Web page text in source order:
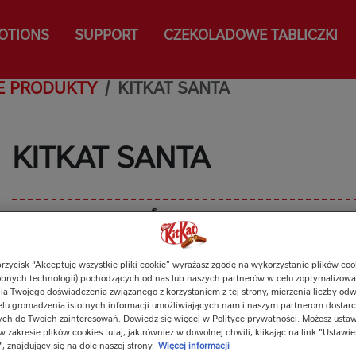
SUPPORT CZEKOLADOWE TABLICZKI
PRODUKTY KITKAT SANTA
KITKAT SANTA
®Santa, zanim zniknie na
wzbogać swój dzień o odrobinę
słodką polewą naszego Mikołaja kryje się
wafelkowe nadzienie. Wyjątkowa słodkość
czas w roku.
PODZIEL SIĘ PRZERWĄ
“Akceptuję wszystkie pliki cookie” wyrażasz zgodę na wykorzystanie plików
technologii) pochodzących od nas lub naszych partnerów w celu
Twojego doświadczenia związanego z korzystaniem z tej strony, mierzenia liczby
gromadzenia istotnych informacji umożliwiających nam i naszym partnerom
do Twoich zainteresowań. Dowiedz się więcej w Polityce prywatności. Możesz
zakresie plików cookies tutaj, jak również w dowolnej chwili, klikając na link
znajdujący się na dole naszej strony. Więcej informacji